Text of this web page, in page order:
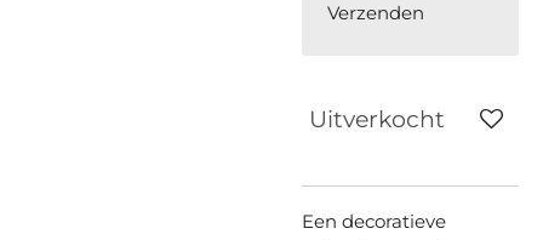
Verzenden
Uitverkocht
Een decoratieve